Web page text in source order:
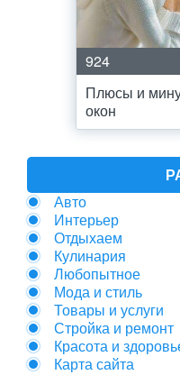
924
Плюсы и
окон
Авто
Интерьер
Отдыхаем
Кулинария
Любопытное
Мода и стиль
Товары и услуги
Стройка и ремонт
Красота и
Карта сайта